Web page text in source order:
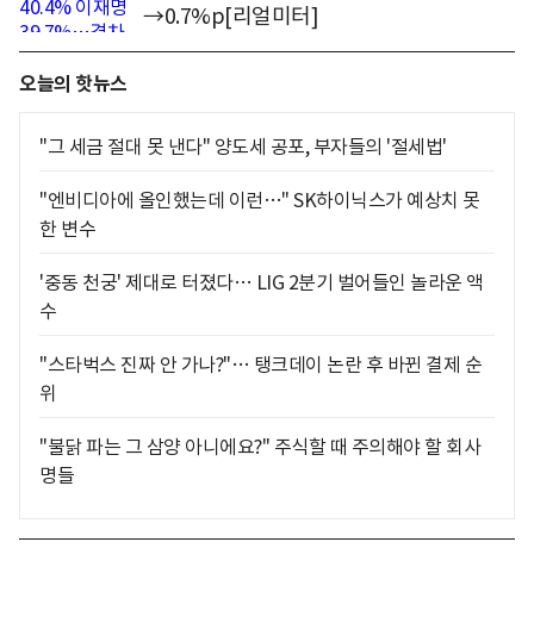
→0.7%p[리얼미터]
오늘의 핫뉴스
"그 세금 절대 못 낸다" 양도세 공포, 부자들의 '절세법'
"엔비디아에 올인했는데 이런…" SK하이닉스가 예상치 못
한 변수
'중동 천궁' 제대로 터졌다… LIG 2분기 벌어들인 놀라운 액
수
"스타벅스 진짜 안 가나?"… 탱크데이 논란 후 바뀐 결제 순
위
"불닭 파는 그 삼양 아니에요?" 주식할 때 주의해야 할 회사
명들